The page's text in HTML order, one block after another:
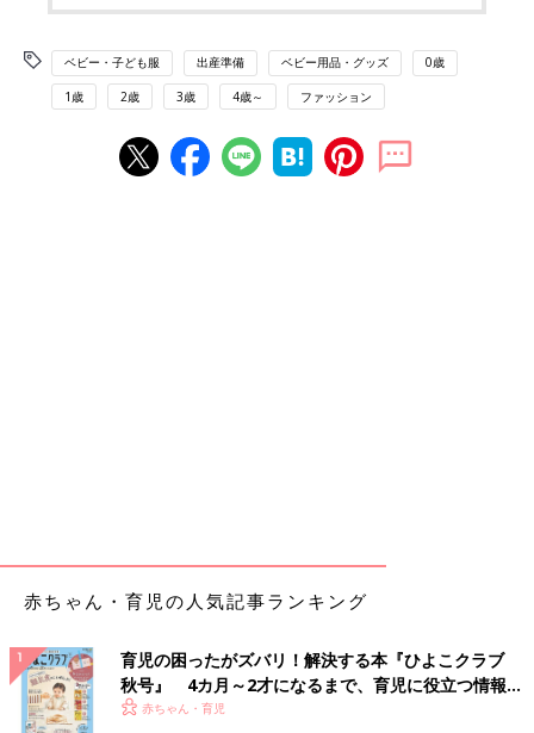
ベビー・子ども服 出産準備 ベビー用品・グッズ 0歳
1歳 2歳 3歳 4歳～ ファッション
赤ちゃん・育児の人気記事ランキング
育児の困ったがズバリ！解決する本『ひよこクラブ
秋号』 4カ月～2才になるまで、育児に役立つ情報が
いっぱい！
赤ちゃん・育児